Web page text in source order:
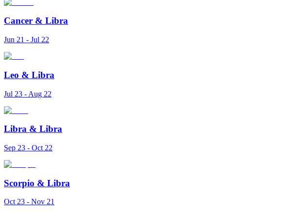
Cancer & Libra
Jun 21 - Jul 22
Leo & Libra
Jul 23 - Aug 22
Libra & Libra
Sep 23 - Oct 22
Scorpio & Libra
Oct 23 - Nov 21